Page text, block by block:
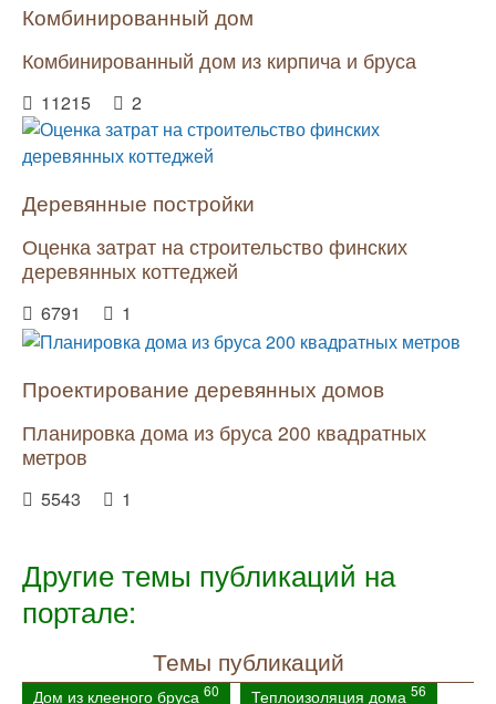
Комбинированный дом
Комбинированный дом из кирпича и бруса
11215 2
Деревянные постройки
Оценка затрат на строительство финских
деревянных коттеджей
6791 1
Проектирование деревянных домов
Планировка дома из бруса 200 квадратных
метров
5543 1
Другие темы публикаций на
портале:
Темы публикаций
Дом из клееного бруса 60 Теплоизоляция дома 56